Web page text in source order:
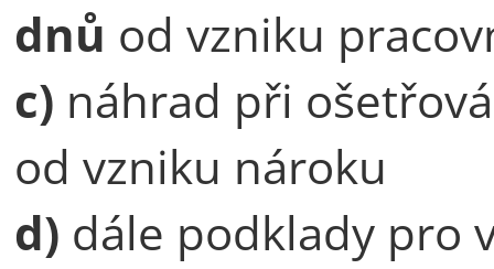
dnů od vzniku
c) náhrad při
od vzniku nároku
d) dále podklady pro